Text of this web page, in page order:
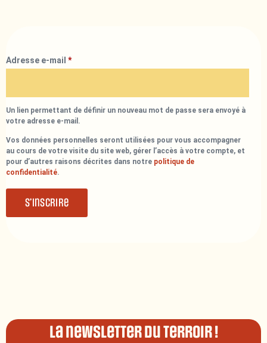
Adresse e-mail *
Un lien permettant de définir un nouveau mot de passe sera envoyé à
votre adresse e-mail.
Vos données personnelles seront utilisées pour vous accompagner
au cours de votre visite du site web, gérer l’accès à votre compte, et
pour d’autres raisons décrites dans notre politique de
confidentialité.
S’inscrire
La newsletter du terroir !